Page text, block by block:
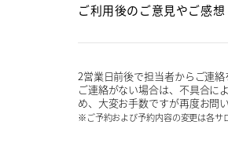
ご利用後のご意見やご感想
2営業日前後で担当者からご連絡
ご連絡がない場合は、不具合に
め、大変お手数ですが再度お問
※ご予約および予約内容の変更は各サ